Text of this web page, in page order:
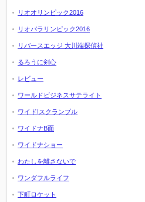
リオオリンピック2016
リオパラリンピック2016
リバースエッジ 大川端探偵社
るろうに剣心
レビュー
ワールドビジネスサテライト
ワイド!スクランブル
ワイドナB面
ワイドナショー
わたしを離さないで
ワンダフルライフ
下町ロケット